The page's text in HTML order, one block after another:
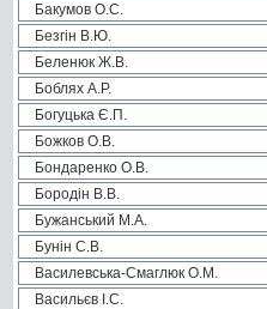
Бакумов О.С.
Безгін В.Ю.
Беленюк Ж.В.
Боблях А.Р.
Богуцька Є.П.
Божков О.В.
Бондаренко О.В.
Бородін В.В.
Бужанський М.А.
Бунін С.В.
Василевська-Смаглюк О.М.
Васильєв І.С.